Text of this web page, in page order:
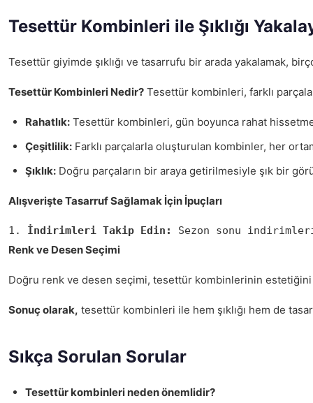
Tesettür Kombinleri ile Şıklığı
Tesettür giyimde şıklığı ve tasarrufu bir arada yakalamak,
Tesettür Kombinleri Nedir? Tesettür kombinleri, farklı
Rahatlık: Tesettür kombinleri, gün boyunca rahat
Çeşitlilik: Farklı parçalarla oluşturulan kombinler, her
Şıklık: Doğru parçaların bir araya getirilmesiyle şık bir
Alışverişte Tasarruf Sağlamak İçin İpuçları
1. İndirimleri Takip Edin: Sezon sonu
Renk ve Desen Seçimi
Doğru renk ve desen seçimi, tesettür kombinlerinin
Sonuç olarak, tesettür kombinleri ile hem şıklığı hem de
Sıkça Sorulan Sorular
Tesettür kombinleri neden önemlidir?